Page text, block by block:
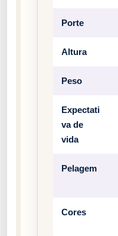
Porte
Altura
Peso
Expectati
va de
vida
Pelagem
Cores